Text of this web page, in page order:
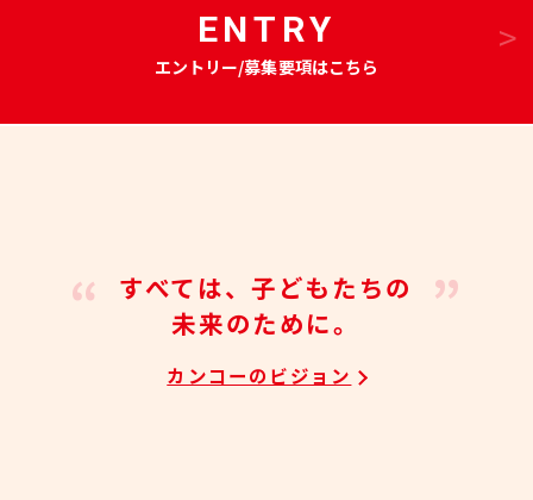
ENTRY
エントリー/募集要項はこちら
すべては、子どもたちの
未来のために。
カンコーのビジョン